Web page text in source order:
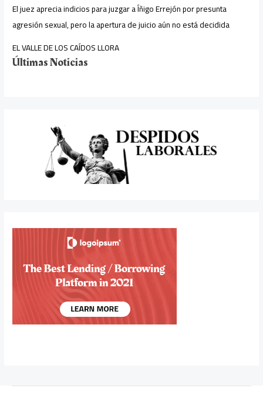
El juez aprecia indicios para juzgar a Íñigo Errejón por presunta
agresión sexual, pero la apertura de juicio aún no está decidida
EL VALLE DE LOS CAÍDOS LLORA
Últimas Noticias